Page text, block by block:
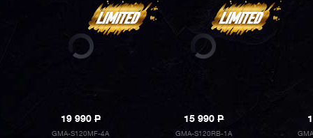
19 990P
GMA-S120MF-4A
15 990P
GMA-S120RB-1A